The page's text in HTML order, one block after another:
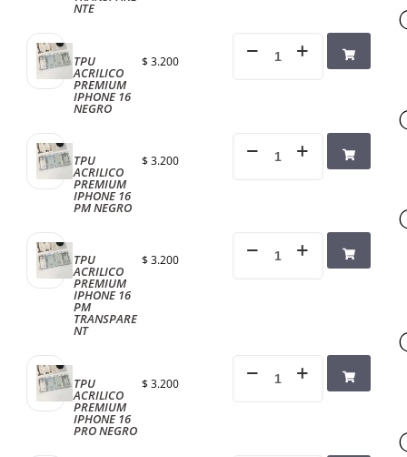
NTE
TPU
ACRILICO
PREMIUM
IPHONE 16
NEGRO
$ 3.200
TPU
ACRILICO
PREMIUM
IPHONE 16
PM NEGRO
$ 3.200
TPU
ACRILICO
PREMIUM
IPHONE 16
PM
TRANSPARE
NT
$ 3.200
TPU
ACRILICO
PREMIUM
IPHONE 16
PRO NEGRO
$ 3.200